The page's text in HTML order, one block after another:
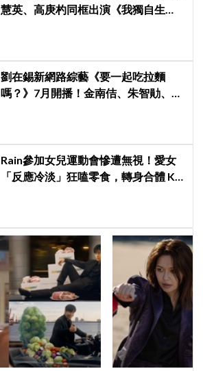
慧英、高庚杓同框出演《我獨自生
劉在錫新網路綜藝《要一起吃拉麵
嗎？》7月開播！金南佶、朱智勛、尹
Rain參加女兒運動會慘遭無視！愛女
「反應冷淡」狂嗑零食，轉身合體 KAI